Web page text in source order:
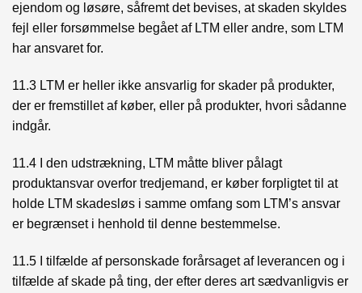
ejendom og løsøre, såfremt det bevises, at skaden skyldes
fejl eller forsømmelse begået af LTM eller andre, som LTM
har ansvaret for.
11.3 LTM er heller ikke ansvarlig for skader på produkter,
der er fremstillet af køber, eller på produkter, hvori sådanne
indgår.
11.4 I den udstrækning, LTM måtte bliver pålagt
produktansvar overfor tredjemand, er køber forpligtet til at
holde LTM skadesløs i samme omfang som LTM’s ansvar
er begrænset i henhold til denne bestemmelse.
11.5 I tilfælde af personskade forårsaget af leverancen og i
tilfælde af skade på ting, der efter deres art sædvanligvis er